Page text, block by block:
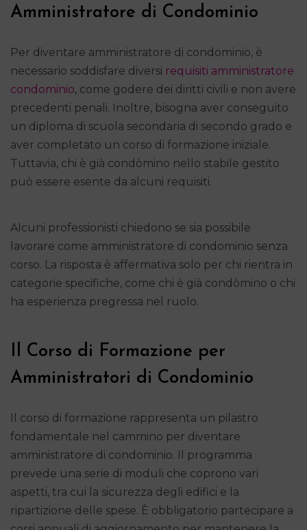
Amministratore di Condominio
Per diventare amministratore di condominio, è
necessario soddisfare diversi requisiti amministratore
condominio, come godere dei diritti civili e non avere
precedenti penali. Inoltre, bisogna aver conseguito
un diploma di scuola secondaria di secondo grado e
aver completato un corso di formazione iniziale.
Tuttavia, chi è già condòmino nello stabile gestito
può essere esente da alcuni requisiti.
Alcuni professionisti chiedono se sia possibile
lavorare come amministratore di condominio senza
corso. La risposta è affermativa solo per chi rientra in
categorie specifiche, come chi è già condòmino o chi
ha esperienza pregressa nel ruolo.
Il Corso di Formazione per
Amministratori di Condominio
Il corso di formazione rappresenta un pilastro
fondamentale nel cammino per diventare
amministratore di condominio. Il programma
prevede una serie di moduli che coprono vari
aspetti, tra cui la sicurezza degli edifici e la
ripartizione delle spese. È obbligatorio partecipare a